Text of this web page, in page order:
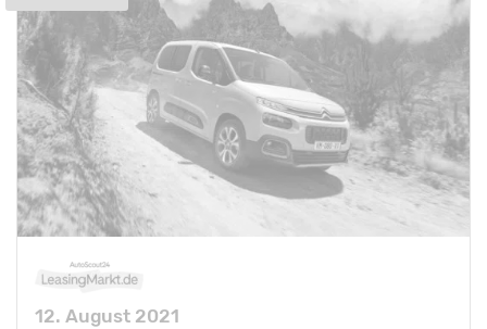
12. August 2021